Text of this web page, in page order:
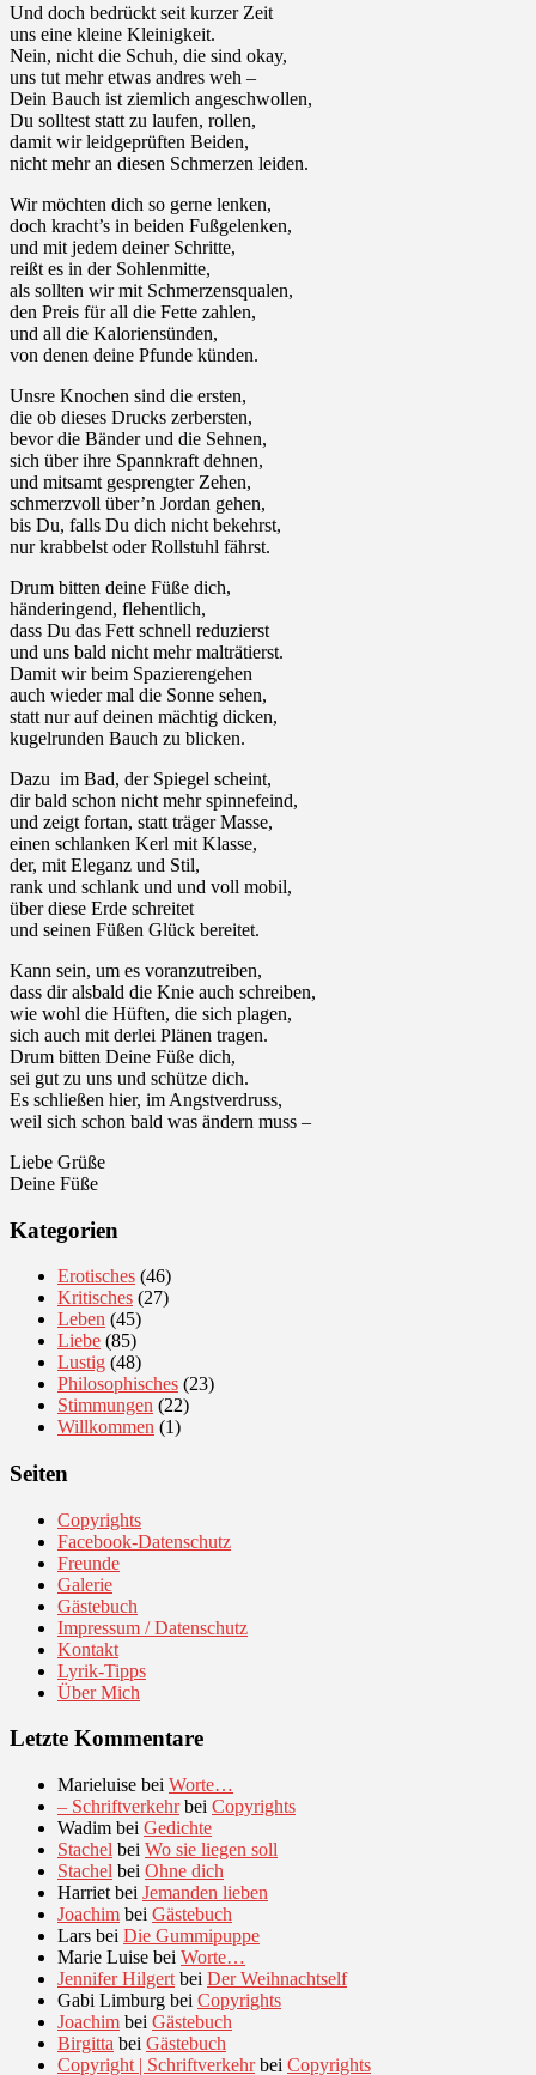
Und doch bedrückt seit kurzer Zeit
uns eine kleine Kleinigkeit.
Nein, nicht die Schuh, die sind okay,
uns tut mehr etwas andres weh –
Dein Bauch ist ziemlich angeschwollen,
Du solltest statt zu laufen, rollen,
damit wir leidgeprüften Beiden,
nicht mehr an diesen Schmerzen leiden.
Wir möchten dich so gerne lenken,
doch kracht’s in beiden Fußgelenken,
und mit jedem deiner Schritte,
reißt es in der Sohlenmitte,
als sollten wir mit Schmerzensqualen,
den Preis für all die Fette zahlen,
und all die Kaloriensünden,
von denen deine Pfunde künden.
Unsre Knochen sind die ersten,
die ob dieses Drucks zerbersten,
bevor die Bänder und die Sehnen,
sich über ihre Spannkraft dehnen,
und mitsamt gesprengter Zehen,
schmerzvoll über’n Jordan gehen,
bis Du, falls Du dich nicht bekehrst,
nur krabbelst oder Rollstuhl fährst.
Drum bitten deine Füße dich,
händeringend, flehentlich,
dass Du das Fett schnell reduzierst
und uns bald nicht mehr malträtierst.
Damit wir beim Spazierengehen
auch wieder mal die Sonne sehen,
statt nur auf deinen mächtig dicken,
kugelrunden Bauch zu blicken.
Dazu im Bad, der Spiegel scheint,
dir bald schon nicht mehr spinnefeind,
und zeigt fortan, statt träger Masse,
einen schlanken Kerl mit Klasse,
der, mit Eleganz und Stil,
rank und schlank und und voll mobil,
über diese Erde schreitet
und seinen Füßen Glück bereitet.
Kann sein, um es voranzutreiben,
dass dir alsbald die Knie auch schreiben,
wie wohl die Hüften, die sich plagen,
sich auch mit derlei Plänen tragen.
Drum bitten Deine Füße dich,
sei gut zu uns und schütze dich.
Es schließen hier, im Angstverdruss,
weil sich schon bald was ändern muss –
Liebe Grüße
Deine Füße
Kategorien
Erotisches (46)
Kritisches (27)
Leben (45)
Liebe (85)
Lustig (48)
Philosophisches (23)
Stimmungen (22)
Willkommen (1)
Seiten
Copyrights
Facebook-Datenschutz
Freunde
Galerie
Gästebuch
Impressum / Datenschutz
Kontakt
Lyrik-Tipps
Über Mich
Letzte Kommentare
Marieluise bei Worte…
– Schriftverkehrbei Copyrights
Wadim bei Gedichte
Stachel bei Wo sie liegen soll
Stachel bei Ohne dich
Harriet bei Jemanden lieben
Joachim bei Gästebuch
Lars bei Die Gummipuppe
Marie Luise bei Worte…
Jennifer Hilgert bei Der Weihnachtself
Gabi Limburg bei Copyrights
Joachim bei Gästebuch
Birgitta bei Gästebuch
Copyright | Schriftverkehrbei Copyrights